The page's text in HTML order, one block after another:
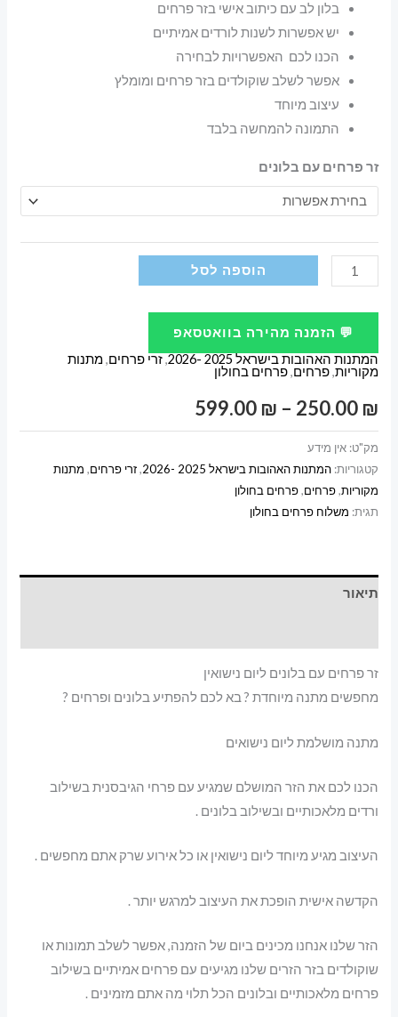
בלון לב עם כיתוב אישי בזר פרחים
יש אפשרות לשנות לורדים אמיתיים
הכנו לכם האפשרויות לבחירה
אפשר לשלב שוקולדים בזר פרחים ומומלץ
עיצוב מיוחד
התמונה להמחשה בלבד
זר פרחים עם בלונים
כמות
של
זר
פרחים
עם
ליום
נישואין
הוספה לסל
💬 הזמנה מהירה בוואטסאפ
המתנות האהובות בישראל 2025 -2026
,זרי פרחים,מתנות
מקוריות,פרחים,פרחים בחולון
250.00 ₪
–
599.00 ₪
⁦250.00 ₪⁩
מק"ט:אין מידע
קטגוריות:המתנות האהובות בישראל 2025 -2026 ,זרי פרחים, מתנות
מקוריות,פרחים,פרחים בחולון
תגית: משלוח פרחים בחולון
תיאור
זר פרחים עם בלונים ליום נישואין
מחפשים מתנה מיוחדת ? בא לכם להפתיע בלונים ופרחים ?
מתנה מושלמת ליום נישואים
הכנו לכם את הזר המושלם שמגיע עם פרחי הגיבסנית בשילוב
ורדים מלאכותיים ובשילוב בלונים .
העיצוב מגיע מיוחד ליום נישואין או כל אירוע שרק אתם מחפשים .
הקדשה אישית הופכת את העיצוב למרגש יותר .
הזר שלנו אנחנו מכינים ביום של הזמנה, אפשר לשלב תמונות או
שוקולדים בזר הזרים שלנו מגיעים עם פרחים אמיתיים בשילוב
פרחים מלאכותיים ובלונים הכל תלוי מה אתם מזמינים .